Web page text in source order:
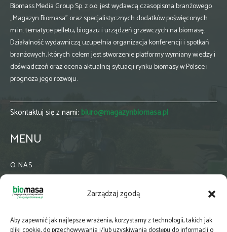
Zarządzaj zgodą
Aby zapewnić jak najlepsze wrażenia, korzystamy z technologii, takich jak
Biomass Media Group Sp. z o.o. jest wydawcą czasopisma branżowego
„Magazyn Biomasa” oraz specjalistycznych dodatków poświęconych
m.in. tematyce pelletu, biogazu i urządzeń grzewczych na biomasę.
Działalność wydawniczą uzupełnia organizacja konferencji i spotkań
branżowych, których celem jest stworzenie platformy wymiany wiedzy i
doświadczeń oraz ocena aktualnej sytuacji rynku biomasy w Polsce i
prognoza jego rozwoju.
Skontaktuj się z nami: biuro@magazynbiomasa.pl
MENU
O NAS
WSPÓŁPRACA
PRENUMERATA